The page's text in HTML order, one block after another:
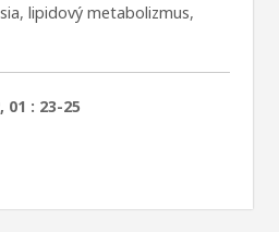
, lipidový metabolizmus,
01 : 23-25